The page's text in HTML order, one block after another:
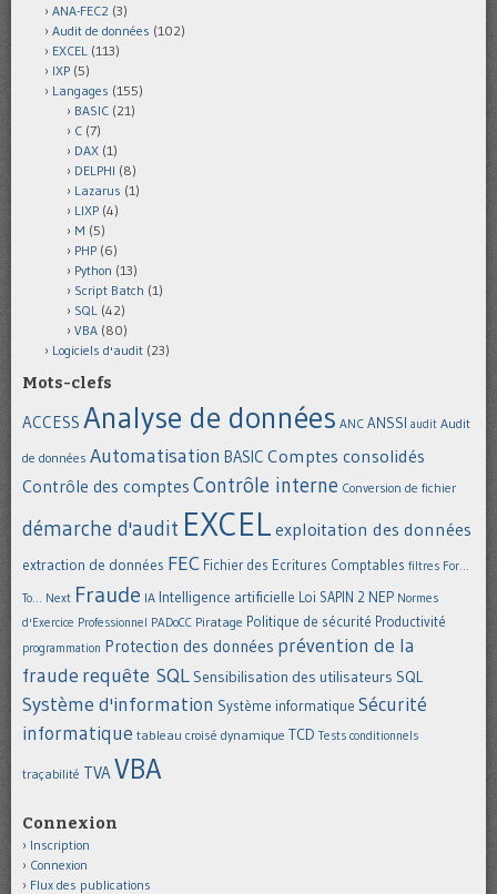
ANA-FEC2 (3)
Audit de données (102)
EXCEL (113)
IXP (5)
Langages (155)
BASIC (21)
C (7)
DAX (1)
DELPHI (8)
Lazarus (1)
LIXP (4)
M (5)
PHP (6)
Python (13)
Script Batch (1)
SQL (42)
VBA (80)
Logiciels d'audit (23)
Mots-clefs
ACCESS Analyse de données ANC ANSSI audit Audit
de données Automatisation BASIC Comptes consolidés
Contrôle des comptes Contrôle interne Conversion de fichier
démarche d'audit EXCEL exploitation des données
extraction de données FEC Fichier des Ecritures Comptables filtres For...
To... Next Fraude IA Intelligence artificielle Loi SAPIN 2 NEP Normes
d'Exercice Professionnel PADoCC Piratage Politique de sécurité Productivité
programmation Protection des données prévention de la
fraude requête SQL Sensibilisation des utilisateurs SQL
Système d'information Système informatique Sécurité
informatique tableau croisé dynamique TCD Tests conditionnels
traçabilité TVAVBA
Connexion
Inscription
Connexion
Flux des publications